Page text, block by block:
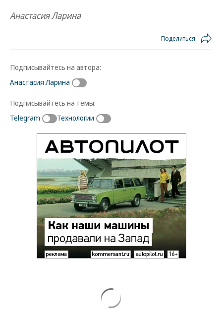
Анастасия Ларина
Поделиться
Подписывайтесь на автора:
Анастасия Ларина
Подписывайтесь на темы:
Telegram
Технологии